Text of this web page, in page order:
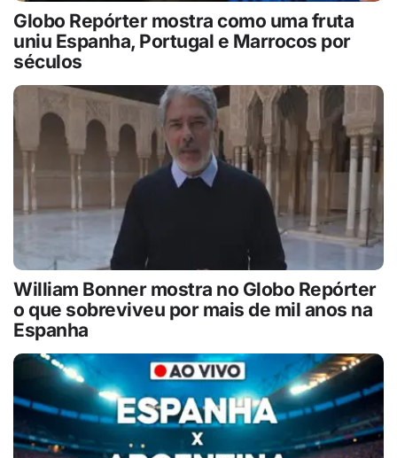
Globo Repórter mostra como uma fruta
uniu Espanha, Portugal e Marrocos por
séculos
William Bonner mostra no Globo Repórter
o que sobreviveu por mais de mil anos na
Espanha